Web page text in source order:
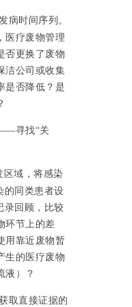
病时间序列。
医疗废物管理
否更换了废物
洁公司或收集
是否降低？是
寻找“关
区域，将感染
的同类患者设
录回顾，比较
环节上的差
用靠近废物暂
生的医疗废物
液）？
取直接证据的